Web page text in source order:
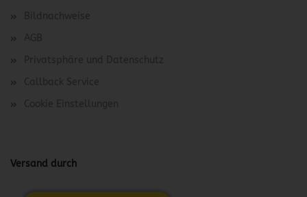
Bildnachweise
AGB
Privatsphäre und Datenschutz
Callback Service
Cookie Einstellungen
Versand durch